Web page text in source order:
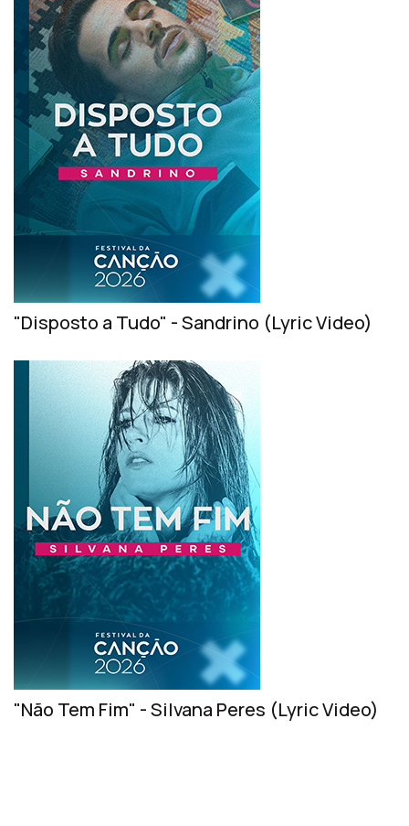
"Disposto a Tudo" - Sandrino (Lyric Video)
"Não Tem Fim" - Silvana Peres (Lyric Video)